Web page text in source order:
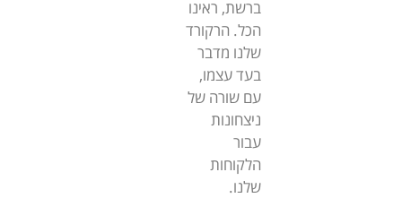
ברשת, ראינו
הכל. הרקורד
שלנו מדבר
בעד עצמו,
עם שורה של
ניצחונות
עבור
הלקוחות
שלנו.